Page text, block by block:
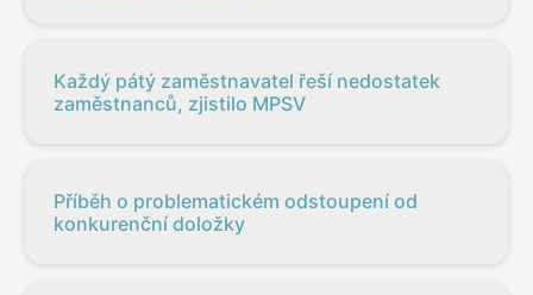
Každý pátý zaměstnavatel řeší nedostatek
zaměstnanců, zjistilo MPSV
Příběh o problematickém odstoupení od
konkurenční doložky